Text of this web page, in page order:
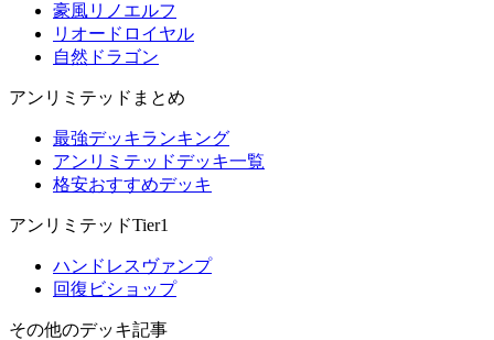
豪風リノエルフ
リオードロイヤル
自然ドラゴン
アンリミテッドまとめ
最強デッキランキング
アンリミテッドデッキ一覧
格安おすすめデッキ
アンリミテッドTier1
ハンドレスヴァンプ
回復ビショップ
その他のデッキ記事